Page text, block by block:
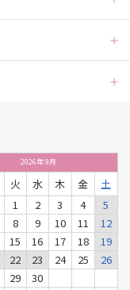
2026年9月
火 水 木 金
土
1
2 3 4
5
8 9 10 11
12
15 16 17 18
19
22 23 24 25
26
29 30